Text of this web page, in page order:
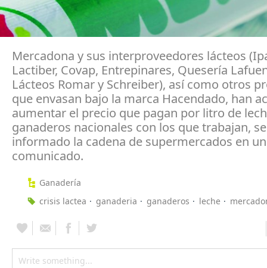
Mercadona y sus interproveedores lácteos
Lactiber, Covap, Entrepinares, Quesería
Lácteos Romar y Schreiber), así como otros
que envasan bajo la marca Hacendado, han
aumentar el precio que pagan por litro de
ganaderos nacionales con los que trabajan,
informado la cadena de supermercados en un
comunicado.
Ganadería
crisis lactea
ganaderia ganaderos leche